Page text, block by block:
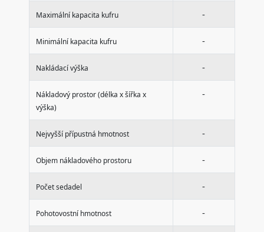
Maximální kapacita kufru -
Minimální kapacita kufru -
Nakládací výška -
Nákladový prostor (délka x šířka x
výška)
-
Nejvyšší přípustná hmotnost -
Objem nákladového prostoru -
Počet sedadel -
Pohotovostní hmotnost -